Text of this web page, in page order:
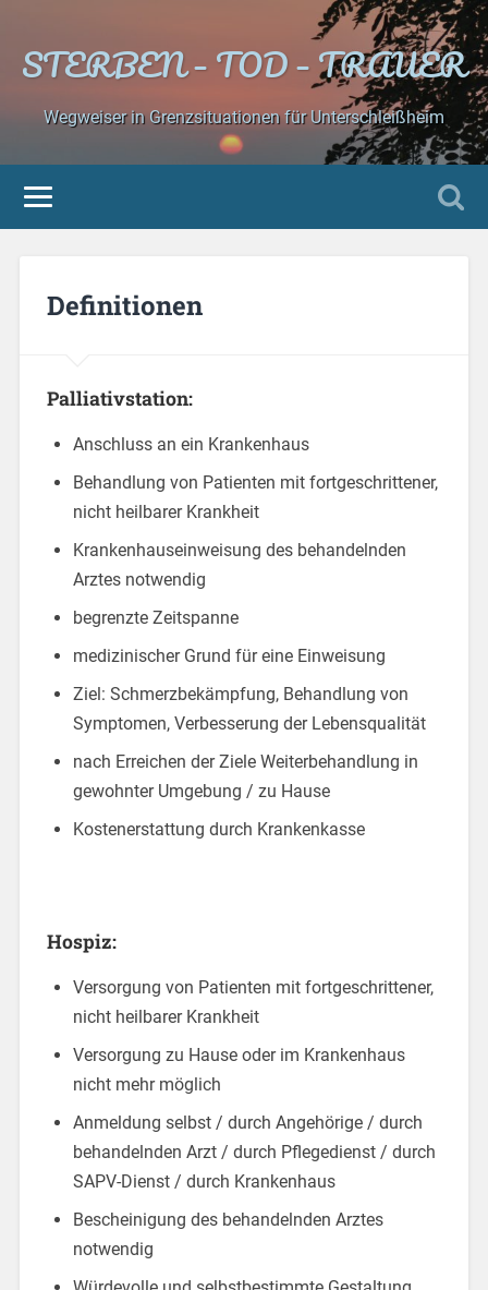
STERBEN – TOD – TRAUER
Wegweiser in Grenzsituationen für Unterschleißheim
Definitionen
Palliativstation:
Anschluss an ein Krankenhaus
Behandlung von Patienten mit fortgeschrittener,
nicht heilbarer Krankheit
Krankenhauseinweisung des behandelnden
Arztes notwendig
begrenzte Zeitspanne
medizinischer Grund für eine Einweisung
Ziel: Schmerzbekämpfung, Behandlung von
Symptomen, Verbesserung der Lebensqualität
nach Erreichen der Ziele Weiterbehandlung in
gewohnter Umgebung / zu Hause
Kostenerstattung durch Krankenkasse
Hospiz:
Versorgung von Patienten mit fortgeschrittener,
nicht heilbarer Krankheit
Versorgung zu Hause oder im Krankenhaus
nicht mehr möglich
Anmeldung selbst / durch Angehörige / durch
behandelnden Arzt / durch Pflegedienst / durch
SAPV-Dienst / durch Krankenhaus
Bescheinigung des behandelnden Arztes
notwendig